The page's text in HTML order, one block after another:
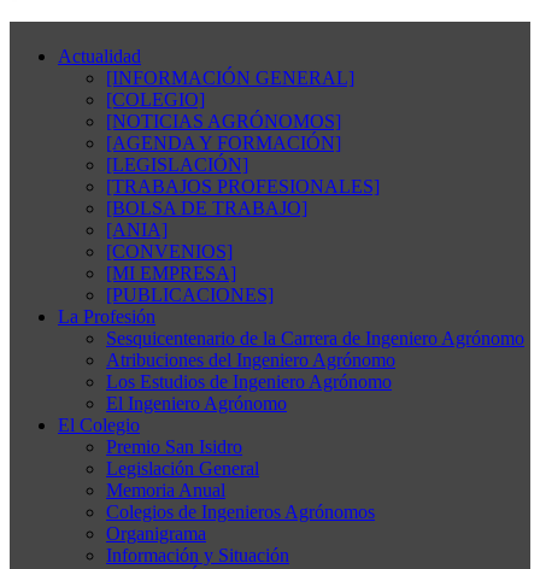
Actualidad
[INFORMACIÓN GENERAL]
[COLEGIO]
[NOTICIAS AGRÓNOMOS]
[AGENDA Y FORMACIÓN]
[LEGISLACIÓN]
[TRABAJOS PROFESIONALES]
[BOLSA DE TRABAJO]
[ANIA]
[CONVENIOS]
[MI EMPRESA]
[PUBLICACIONES]
La Profesión
Sesquicentenario de la Carrera de Ingeniero Agrónomo
Atribuciones del Ingeniero Agrónomo
Los Estudios de Ingeniero Agrónomo
El Ingeniero Agrónomo
El Colegio
Premio San Isidro
Legislación General
Memoria Anual
Colegios de Ingenieros Agrónomos
Organigrama
Información y Situación